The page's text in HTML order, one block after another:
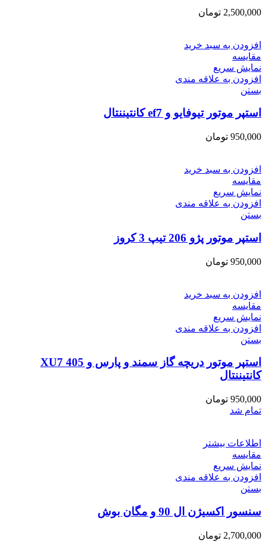
2,500,000 تومان
افزودن به سبد خرید
مقایسه
نمایش سریع
افزودن به علاقه مندی
بستن
استپر موتور تیوفایو و ef7 کانتیننتال
950,000 تومان
افزودن به سبد خرید
مقایسه
نمایش سریع
افزودن به علاقه مندی
بستن
استپر موتور پژو 206 تیپ 3 کروز
950,000 تومان
افزودن به سبد خرید
مقایسه
نمایش سریع
افزودن به علاقه مندی
بستن
استپر موتور دریچه گاز سمند و پارس و 405 XU7
کانتیننتال
950,000 تومان
تمام شد
اطلاعات بیشتر
مقایسه
نمایش سریع
افزودن به علاقه مندی
بستن
سنسور اکسیژن ال 90 و مگان بوش
2,700,000 تومان